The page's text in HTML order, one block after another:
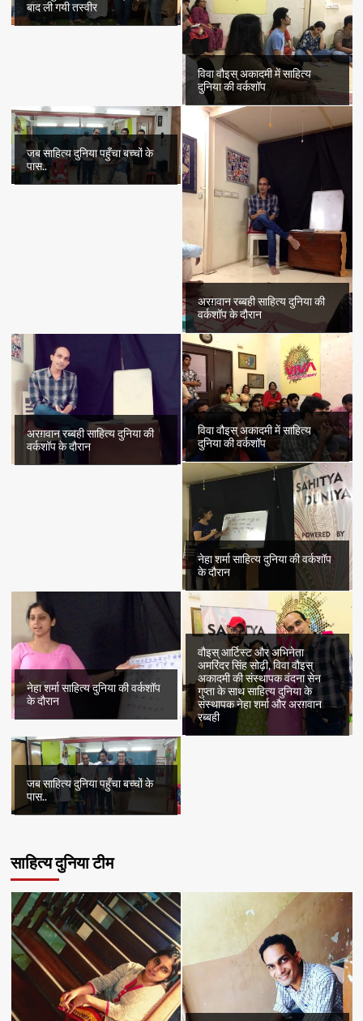
बाद ली गयी तस्वीर
विवा वौइस् अकादमी में साहित्य
दुनिया की वर्कशॉप
जब साहित्य दुनिया पहुँचा बच्चों के
पास..
अरग़वान रब्बही साहित्य दुनिया की
वर्कशॉप के दौरान
अरग़वान रब्बही साहित्य दुनिया की
वर्कशॉप के दौरान
विवा वौइस् अकादमी में साहित्य
दुनिया की वर्कशॉप
नेहा शर्मा साहित्य दुनिया की वर्कशॉप
के दौरान
नेहा शर्मा साहित्य दुनिया की वर्कशॉप
के दौरान
वौइस् आर्टिस्ट और अभिनेता
अमरिंदर सिंह सोढ़ी, विवा वौइस्
अकादमी की संस्थापक वंदना सेन
गुप्ता के साथ साहित्य दुनिया के
संस्थापक नेहा शर्मा और अरग़वान
रब्बही
जब साहित्य दुनिया पहुँचा बच्चों के
पास..
साहित्य दुनिया टीम